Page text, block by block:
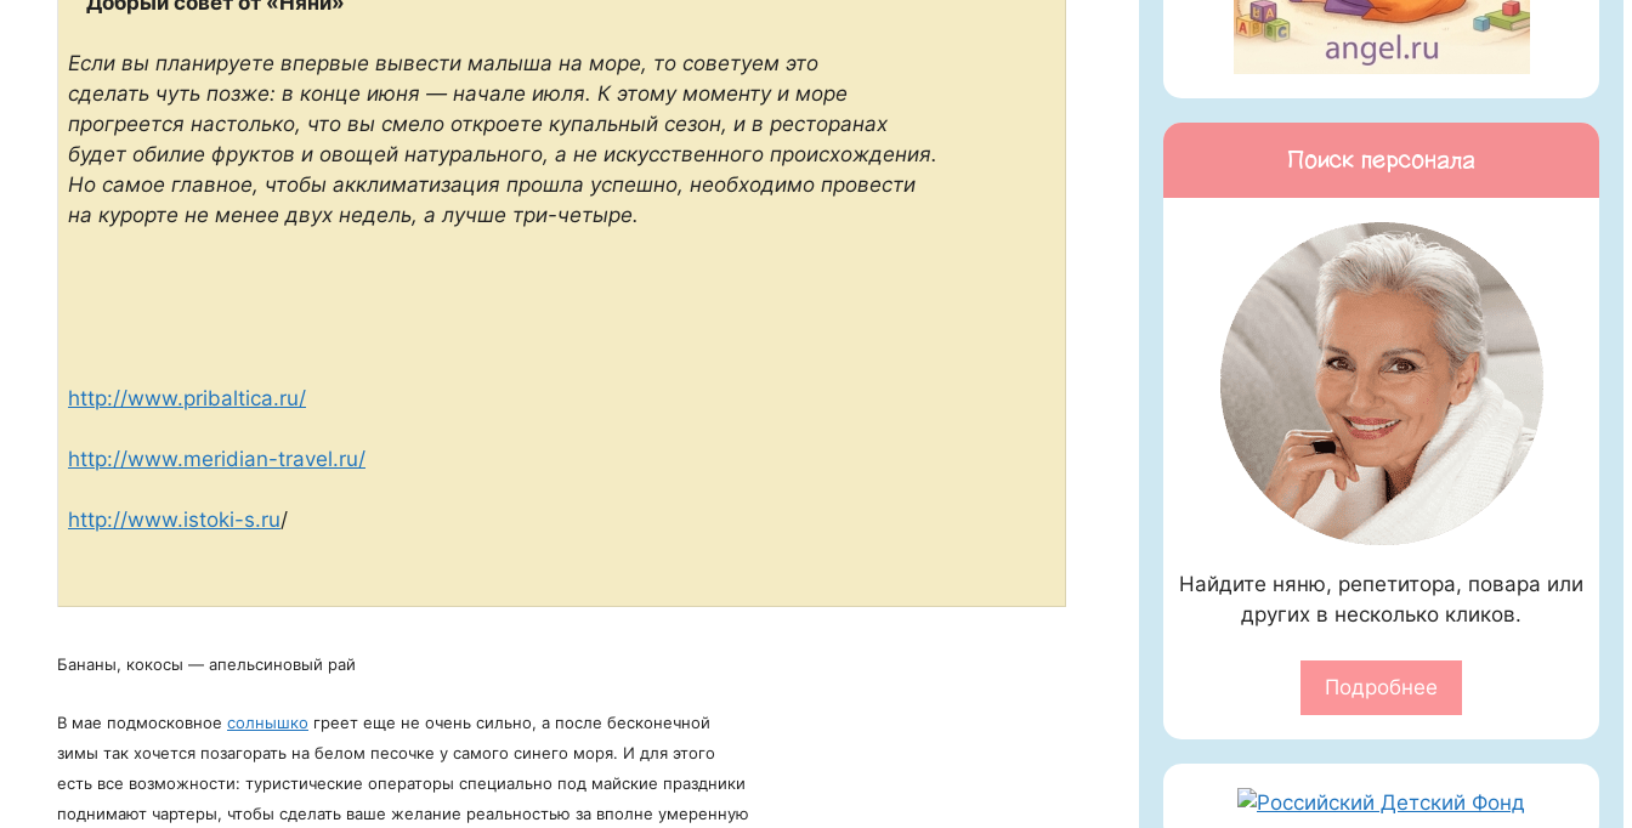
Если вы планируете впервые вывести малыша на море, то советуем это
сделать чуть позже: в конце июня — начале июля. К этому моменту и море
прогреется настолько, что вы смело откроете купальный сезон, и в ресторанах
будет обилие фруктов и овощей натурального, а не искусственного происхождения.
Но самое главное, чтобы акклиматизация прошла успешно, необходимо провести
на курорте не менее двух недель, а лучше три-четыре.
http://www.pribaltica.ru/
http://www.meridian-travel.ru/
http://www.istoki-s.ru/
Бананы, кокосы — апельсиновый рай
В мае подмосковное солнышко греет еще не очень сильно, а после бесконечной
зимы так хочется позагорать на белом песочке у самого синего моря. И для этого
есть все возможности: туристические операторы специально под майские праздники
поднимают чартеры, чтобы сделать ваше желание реальностью за вполне умеренную
Поиск персонала
Найдите няню, репетитора, повара или
других в несколько кликов.
Подробнее